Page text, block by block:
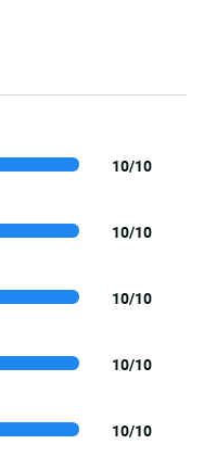
10/10
10/10
10/10
10/10
10/10